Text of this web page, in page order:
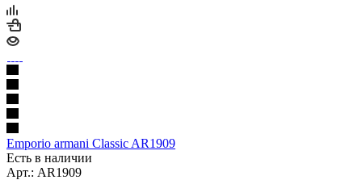
Emporio armani Classic AR1909
Есть в наличии
Арт.: AR1909